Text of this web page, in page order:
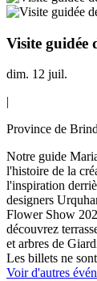
Visite guidée
dim. 12 juil.
Province de
Notre guide
l'histoire de la
l'inspiration
designers
Flower Show
découvrez
et arbres de
Les billets ne
Voir d'autres